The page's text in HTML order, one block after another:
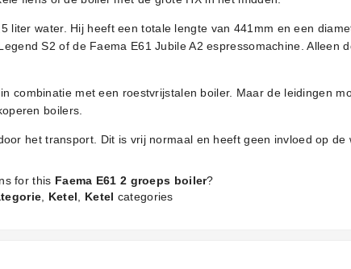
liter water. Hij heeft een totale lengte van 441mm en een
S2 of de Faema E61 Jubile A2 espressomachine. Alleen
combinatie met een roestvrijstalen boiler. Maar de leidingen
boilers.
het transport. Dit is vrij normaal en heeft geen invloed op de
for this Faema E61 2 groeps boiler?
, Ketel, Ketel categories